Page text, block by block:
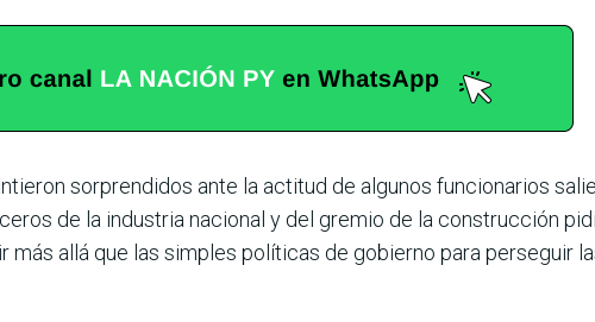
sorprendidos ante la actitud de algunos funcionarios
de la indus­tria nacional y del gremio de la construc­ción
más allá que las simples políticas de gobierno para perseguir